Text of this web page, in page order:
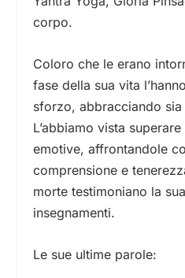
corpo.
Coloro che le erano
fase della sua vita
sforzo, abbracciando
L’abbiamo vista
emotive, affrontandole
comprensione e
morte testimoniano la
insegnamenti.
Le sue ultime parole: